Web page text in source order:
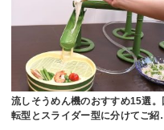
流しそうめん機のおすすめ15選。
転型とスライダー型に分けてご